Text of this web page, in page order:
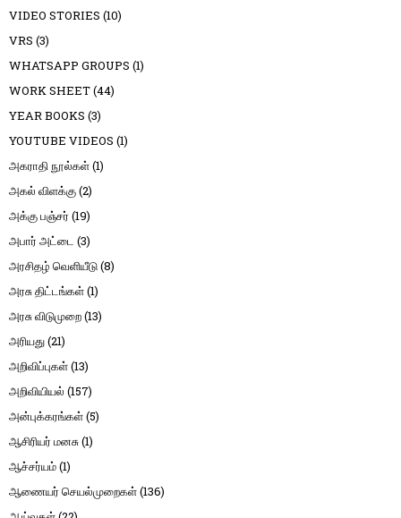
VIDEO STORIES (10)
VRS (3)
WHATSAPP GROUPS (1)
WORK SHEET(44)
YEAR BOOKS (3)
YOUTUBE VIDEOS (1)
அகராதி நூல்கள்(1)
அகல் விளக்கு(2)
அக்கு பஞ்சர் (19)
அபார் அட்டை (3)
அரசிதழ் வெளியீடு(8)
அரசு திட்டங்கள்(1)
அரசு விடுமுறை(13)
அரியது(21)
அறிவிப்புகள்(13)
அறிவியியல் (157)
அன்புக்கரங்கள்(5)
ஆசிரியர் மனசு(1)
ஆச்சர்யம்(1)
ஆணையர் செயல்முறைகள்(136)